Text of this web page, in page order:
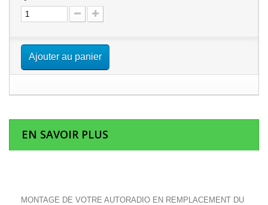
Ajouter au panier
EN SAVOIR PLUS
MONTAGE DE VOTRE AUTORADIO EN REMPLACEMENT DU